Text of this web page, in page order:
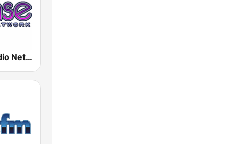
Rense Radio Network